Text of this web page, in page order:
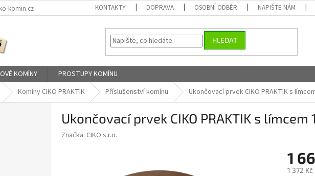
komin.cz KONTAKTY DOPRAVA OSOBNÍ ODBĚR NAPIŠTE NÁM
HLEDAT
KOMÍNY
PROSTUPY KOMÍNU
Komíny CIKO PRAKTIK Příslušenství komínu Ukončovací prvek CIKO PRAKTIK s
Ukončovací prvek CIKO PRAKTIK s límcem
Značka: CIKO s.r.o.
1
1 372 Kč